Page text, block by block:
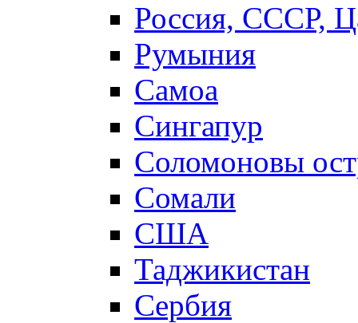
Россия, СССР,
Румыния
Самоа
Сингапур
Соломоновы
Сомали
США
Таджикистан
Сербия